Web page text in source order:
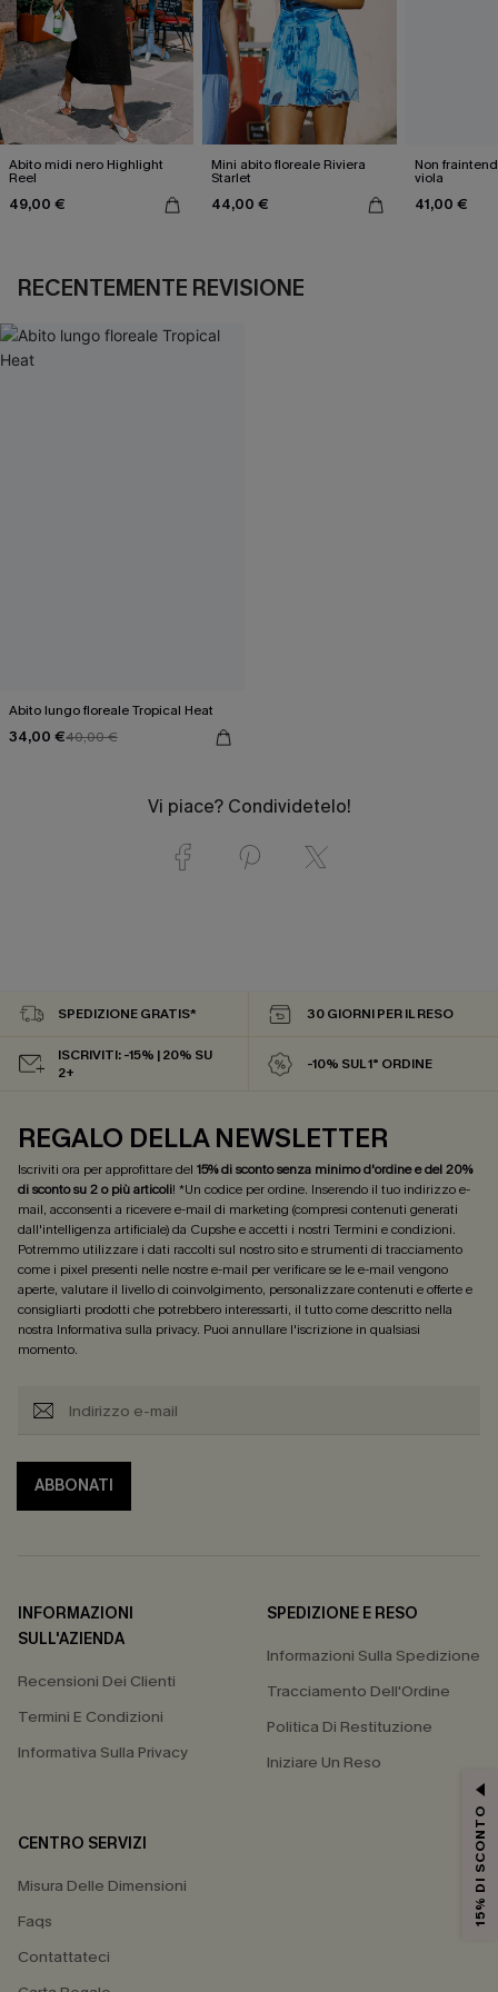
Abito midi nero Highlight
Reel
49,00 €
Mini abito floreale Riviera
Starlet
44,00 €
Non
viola
41,00 €
RECENTEMENTE REVISIONE
Abito lungo floreale Tropical Heat
34,00 €40,00 €
Vi piace? Condividetelo!
SPEDIZIONE GRATIS* 30 GIORNI PER IL RESO
ISCRIVITI: -15% | 20% SU
2+
-10% SUL 1° ORDINE
REGALO DELLA NEWSLETTER
Iscriviti ora per approfittare del 15% di sconto senza minimo d'ordine e del 20%
di sconto su 2 o più articoli! *Un codice per ordine. Inserendo il tuo indirizzo e-
mail, acconsenti a ricevere e-mail di marketing (compresi contenuti generati
dall'intelligenza artificiale) da Cupshe e accetti i nostri Termini e condizioni.
Potremmo utilizzare i dati raccolti sul nostro sito e strumenti di tracciamento
come i pixel presenti nelle nostre e-mail per verificare se le e-mail vengono
aperte, valutare il livello di coinvolgimento, personalizzare contenuti e offerte e
consigliarti prodotti che potrebbero interessarti, il tutto come descritto nella
nostra Informativa sulla privacy. Puoi annullare l'iscrizione in qualsiasi
momento.
ABBONATI
INFORMAZIONI
SULL'AZIENDA
Recensioni Dei Clienti
Termini E Condizioni
Informativa Sulla Privacy
SPEDIZIONE E RESO
Informazioni Sulla Spedizione
Tracciamento Dell'Ordine
Politica Di Restituzione
Iniziare Un Reso
CENTRO SERVIZI
Misura Delle Dimensioni
Faqs
Contattateci
15% DI SCONTO